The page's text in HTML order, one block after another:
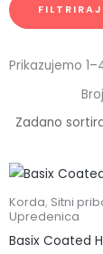
Prikazujemo
Korda, Sitni
Upredenica
Basix Coated
Ovaj
proizvod
ima
više